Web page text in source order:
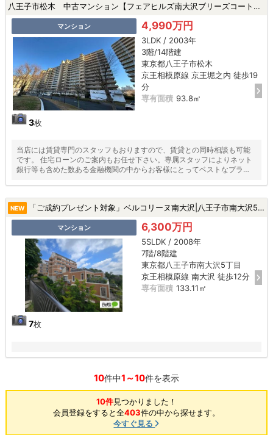
八王子市松木 中古マンション【フェアヒルズ南大沢ブリーズコート】★京王堀之内駅・新規リフォーム・ペット飼育可・南北バルコニー★|八王子市松木の中古マンション
マンション
3枚
4,990万円
3LDK / 2003年
3階/14階建
東京都八王子市松木
京王相模原線 京王堀之内 徒歩19
分
専有面積 93.8㎡
当店には賃貸専門のスタッフもおりますので、賃貸との同時相談も可能
です。 住宅ローンのご案内もお任せ下さい。専属スタッフによりネット
銀行等も含めた数ある金融機関の中からお客様にとってベストなプラン
NEW 「ご成約プレゼント対象」ベルコリーヌ南大沢|八王子市南大沢5丁目の中古マンション
マンション
7枚
6,300万円
5SLDK / 2008年
7階/8階建
東京都八王子市南大沢5丁目
京王相模原線 南大沢 徒歩12分
専有面積 133.11㎡
10件中1～10件を表示
10件見つかりました！
会員登録をすると全403件の中から探せます。
今すぐ見る